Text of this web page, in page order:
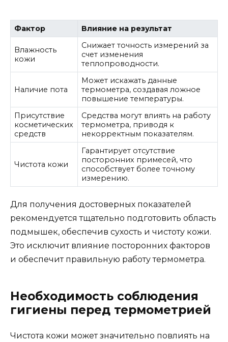
Фактор Влияние на результат
Влажность
кожи
Снижает точность измерений за
счет изменения
теплопроводности.
Наличие пота
Может искажать данные
термометра, создавая ложное
повышение температуры.
Присутствие
косметических
средств
Средства могут влиять на работу
термометра, приводя к
некорректным показателям.
Чистота кожи
Гарантирует отсутствие
посторонних примесей, что
способствует более точному
измерению.
Для получения достоверных показателей
рекомендуется тщательно подготовить область
подмышек, обеспечив сухость и чистоту кожи.
Это исключит влияние посторонних факторов
и обеспечит правильную работу термометра.
Необходимость соблюдения
гигиены перед термометрией
Чистота кожи может значительно повлиять на